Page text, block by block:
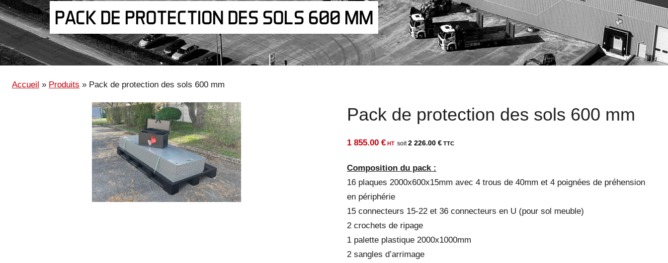
PACK DE PROTECTION DES SOLS 600 MM
Accueil » Produits » Pack de protection des sols 600 mm
Pack de protection des sols 600 mm
1 855.00 € 2 226.00 €
Composition du pack :
16 plaques 2000x600x15mm avec 4 trous de 40mm et 4 poignées de préhension
en périphérie
15 connecteurs 15-22 et 36 connecteurs en U (pour sol meuble)
2 crochets de ripage
1 palette plastique 2000x1000mm
2 sangles d’arrimage